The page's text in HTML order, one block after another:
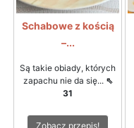
Schabowe z kością
–...
Są takie obiady, których
zapachu nie da się... ⇖
31
Zobacz przepis!